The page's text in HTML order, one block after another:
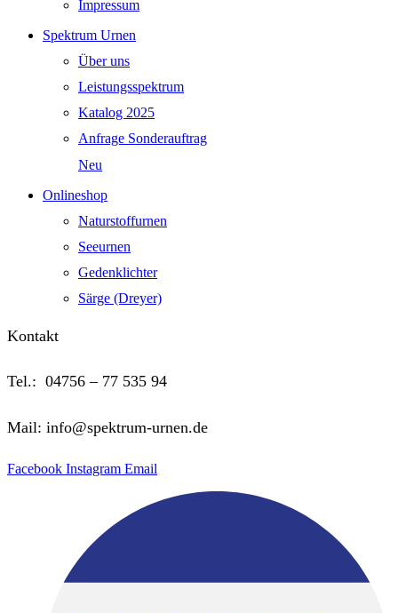
Impressum
Spektrum Urnen
Über uns
Leistungsspektrum
Katalog 2025
Anfrage Sonderauftrag
Neu
Onlineshop
Naturstoffurnen
Seeurnen
Gedenklichter
Särge (Dreyer)
Kontakt
Tel.: 04756 – 77 535 94
Mail: info@spektrum-urnen.de
Facebook Instagram Email